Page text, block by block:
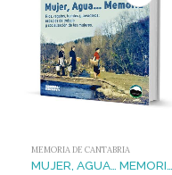
MEMORIA DE CANTABRIA